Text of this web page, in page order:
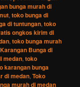
bunga murah di
,toko bunga di
di tuntungan,toko
ongkos kirim di
,toko bunga murah
Bunga di
medan,toko
karangan bunga
di medan,Toko
murah di medan